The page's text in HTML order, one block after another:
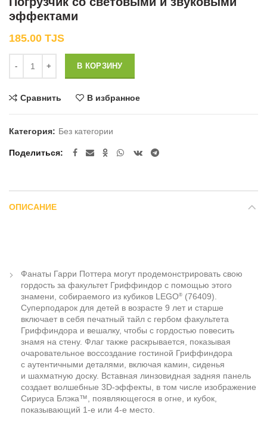
эффектами
185.00 TJS
В КОРЗИНУ
Сравнить В избранное
Категория: Без категории
Поделиться
ОПИСАНИЕ
Фанаты Гарри Поттера могут продемонстрировать свою
гордость за факультет Гриффиндор с помощью этого
знамени, собираемого из кубиков LEGO® (76409).
Суперподарок для детей в возрасте 9 лет и старше
включает в себя печатный тайл с гербом факультета
Гриффиндора и вешалку, чтобы с гордостью повесить
знамя на стену. Флаг также раскрывается, показывая
очаровательное воссоздание гостиной Гриффиндора
с аутентичными деталями, включая камин, сиденья
и шахматную доску. Вставная линзовидная задняя панель
создает волшебные 3D-эффекты, в том числе изображение
Сириуса Блэка™, появляющегося в огне, и кубок,
показывающий 1-е или 4-е место.